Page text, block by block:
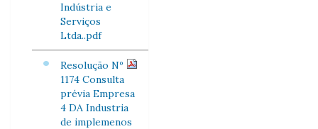
Indústria e
Serviços
Ltda..pdf
Resolução Nº
1174 Consulta
prévia Empresa
4 DA Industria
de implemenos